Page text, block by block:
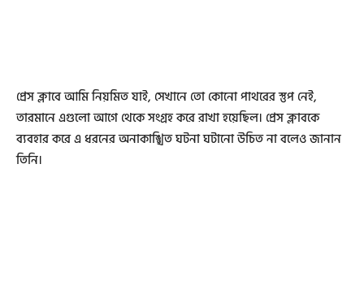
প্রেস ক্লাবে আমি নিয়মিত যাই, সেখানে তো কোনো পাথরের স্তুপ নেই,
তারমানে এগুলো আগে থেকে সংগ্রহ করে রাখা হয়েছিল। প্রেস ক্লাবকে
ব্যবহার করে এ ধরনের অনাকাঙ্খিত ঘটনা ঘটানো উচিত না বলেও জানান
তিনি।